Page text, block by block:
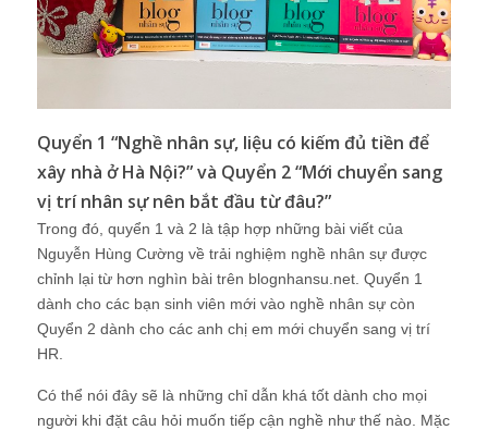
Quyển 1 “Nghề nhân sự, liệu có kiếm đủ tiền để
xây nhà ở Hà Nội?” và Quyển 2 “Mới chuyển sang
vị trí nhân sự nên bắt đầu từ đâu?”
Trong đó, quyển 1 và 2 là tập hợp những bài viết của
Nguyễn Hùng Cường về trải nghiệm nghề nhân sự được
chỉnh lại từ hơn nghìn bài trên blognhansu.net. Quyển 1
dành cho các bạn sinh viên mới vào nghề nhân sự còn
Quyển 2 dành cho các anh chị em mới chuyển sang vị trí
HR.
Có thể nói đây sẽ là những chỉ dẫn khá tốt dành cho mọi
người khi đặt câu hỏi muốn tiếp cận nghề như thế nào. Mặc